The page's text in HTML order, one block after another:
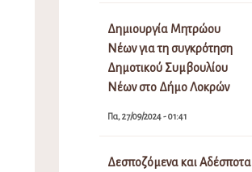
Δημιουργία Μητρώου
Νέων για τη συγκρότηση
Δημοτικού Συμβουλίου
Νέων στο Δήμο Λοκρών
Πα, 27/09/2024 - 01:41
Δεσποζόμενα και Αδέσποτα